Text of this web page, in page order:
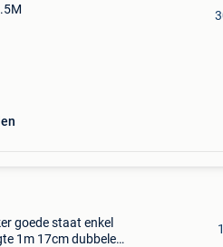
goede staat enkel
1m 17cm dubbele